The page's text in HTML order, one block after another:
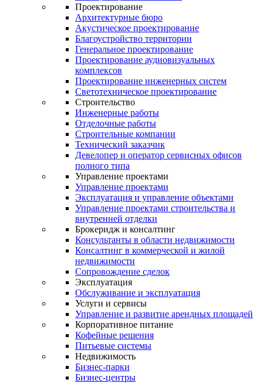
Проектирование
Архитектурные бюро
Акустическое проектирование
Благоустройство территории
Генеральное проектирование
Проектирование аудиовизуальных
комплексов
Проектирование инженерных систем
Светотехническое проектирование
Строительство
Инженерные работы
Отделочные работы
Строительные компании
Технический заказчик
Девелопер и оператор сервисных офисов
полного типа
Управление проектами
Управление проектами
Эксплуатация и управление объектами
Управление проектами строительства и
внутренней отделки
Брокеридж и консалтинг
Консультанты в области недвижимости
Консалтинг в коммерческой и жилой
недвижимости
Сопровождение сделок
Эксплуатация
Обслуживание и эксплуатация
Услуги и сервисы
Управление и развитие арендных площадей
Корпоративное питание
Кофейные решения
Питьевые системы
Недвижимость
Бизнес-парки
Бизнес-центры